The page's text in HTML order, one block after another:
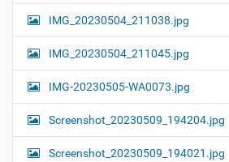
IMG_20230504_211038.jpg
IMG_20230504_211045.jpg
IMG-20230505-WA0073.jpg
Screenshot_20230509_194204.jpg
Screenshot_20230509_194021.jpg